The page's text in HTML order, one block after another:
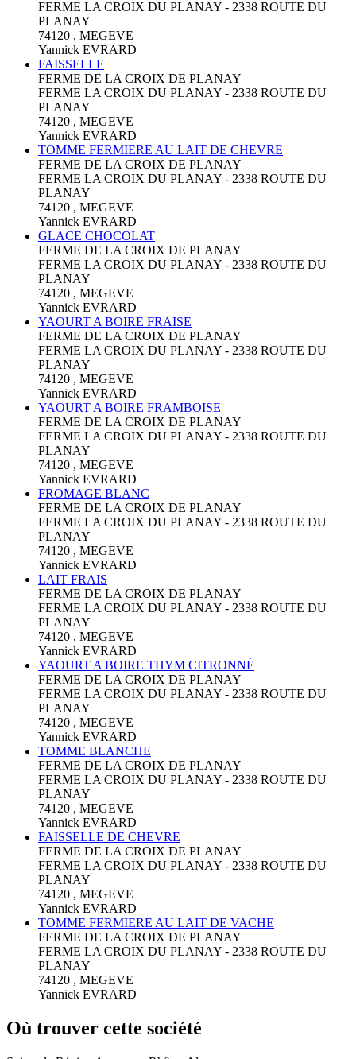
FERME LA CROIX DU PLANAY - 2338 ROUTE DU
PLANAY
74120 , MEGEVE
Yannick EVRARD
FAISSELLE
FERME DE LA CROIX DE PLANAY
FERME LA CROIX DU PLANAY - 2338 ROUTE DU
PLANAY
74120 , MEGEVE
Yannick EVRARD
TOMME FERMIERE AU LAIT DE CHEVRE
FERME DE LA CROIX DE PLANAY
FERME LA CROIX DU PLANAY - 2338 ROUTE DU
PLANAY
74120 , MEGEVE
Yannick EVRARD
GLACE CHOCOLAT
FERME DE LA CROIX DE PLANAY
FERME LA CROIX DU PLANAY - 2338 ROUTE DU
PLANAY
74120 , MEGEVE
Yannick EVRARD
YAOURT A BOIRE FRAISE
FERME DE LA CROIX DE PLANAY
FERME LA CROIX DU PLANAY - 2338 ROUTE DU
PLANAY
74120 , MEGEVE
Yannick EVRARD
YAOURT A BOIRE FRAMBOISE
FERME DE LA CROIX DE PLANAY
FERME LA CROIX DU PLANAY - 2338 ROUTE DU
PLANAY
74120 , MEGEVE
Yannick EVRARD
FROMAGE BLANC
FERME DE LA CROIX DE PLANAY
FERME LA CROIX DU PLANAY - 2338 ROUTE DU
PLANAY
74120 , MEGEVE
Yannick EVRARD
LAIT FRAIS
FERME DE LA CROIX DE PLANAY
FERME LA CROIX DU PLANAY - 2338 ROUTE DU
PLANAY
74120 , MEGEVE
Yannick EVRARD
YAOURT A BOIRE THYM CITRONNÉ
FERME DE LA CROIX DE PLANAY
FERME LA CROIX DU PLANAY - 2338 ROUTE DU
PLANAY
74120 , MEGEVE
Yannick EVRARD
TOMME BLANCHE
FERME DE LA CROIX DE PLANAY
FERME LA CROIX DU PLANAY - 2338 ROUTE DU
PLANAY
74120 , MEGEVE
Yannick EVRARD
FAISSELLE DE CHEVRE
FERME DE LA CROIX DE PLANAY
FERME LA CROIX DU PLANAY - 2338 ROUTE DU
PLANAY
74120 , MEGEVE
Yannick EVRARD
TOMME FERMIERE AU LAIT DE VACHE
FERME DE LA CROIX DE PLANAY
FERME LA CROIX DU PLANAY - 2338 ROUTE DU
PLANAY
74120 , MEGEVE
Yannick EVRARD
Où trouver cette société